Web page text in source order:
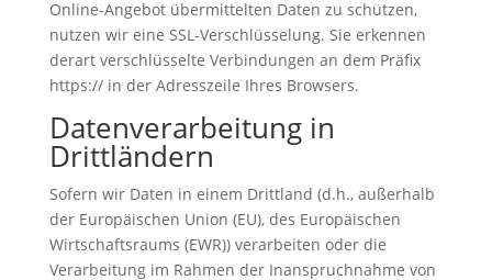
Online-Angebot übermittelten Daten zu schützen,
nutzen wir eine SSL-Verschlüsselung. Sie erkennen
derart verschlüsselte Verbindungen an dem Präfix
https:// in der Adresszeile Ihres Browsers.
Datenverarbeitung in
Drittländern
Sofern wir Daten in einem Drittland (d.h., außerhalb
der Europäischen Union (EU), des Europäischen
Wirtschaftsraums (EWR)) verarbeiten oder die
Verarbeitung im Rahmen der Inanspruchnahme von